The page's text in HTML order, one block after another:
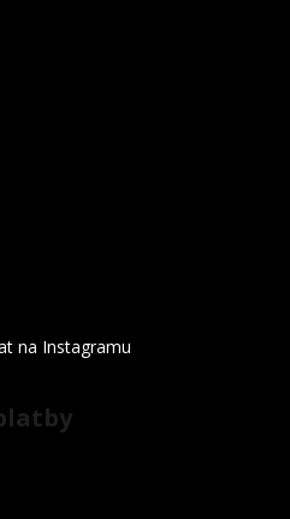
na Instagramu